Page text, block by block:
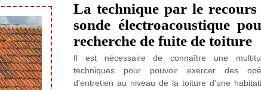
La technique par le recours
sonde électroacoustique
recherche de fuite de toiture
Il est nécessaire de connaître une
techniques pour pouvoir exercer des
d'entretien au niveau de la toiture d'une